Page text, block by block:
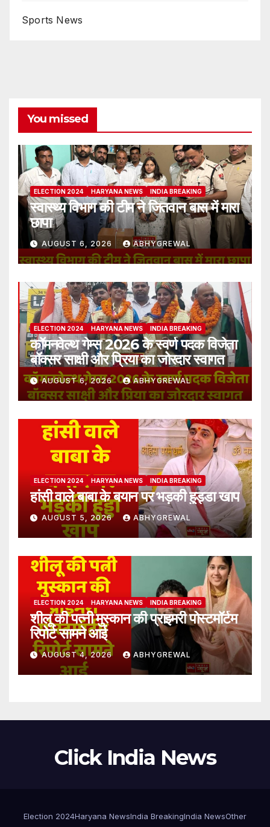
Sports News
You missed
ELECTION 2024 HARYANA NEWS INDIA BREAKING
स्वास्थ्य विभाग की टीम ने जितवान बास में मारा
छापा
AUGUST 6, 2026 ABHYGREWAL
ELECTION 2024 HARYANA NEWS INDIA BREAKING
कॉमनवेल्थ गेम्स 2026 के स्वर्ण पदक विजेता
बॉक्सर साक्षी और प्रिया का जोरदार स्वागत
AUGUST 6, 2026 ABHYGREWAL
ELECTION 2024 HARYANA NEWS INDIA BREAKING
हांसी वाले बाबा के बयान पर भड़की हुड्डा खाप
AUGUST 5, 2026 ABHYGREWAL
ELECTION 2024 HARYANA NEWS INDIA BREAKING
शीलू की पत्नी मुस्कान की प्राइमरी पोस्टमॉर्टम
रिपोर्ट सामने आई
AUGUST 4, 2026 ABHYGREWAL
Click India News
Election 2024Haryana NewsIndia BreakingIndia NewsOther